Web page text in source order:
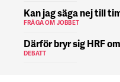
Kan jag säga nej till
FRÅGA OM JOBBET
Därför bryr sig HRF
DEBATT